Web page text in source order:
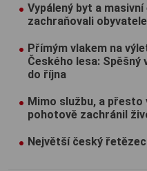
Vypálený byt a
zachraňovali
Přímým vlakem na
Českého lesa:
do října
Mimo službu, a
pohotově zachránil
Největší český